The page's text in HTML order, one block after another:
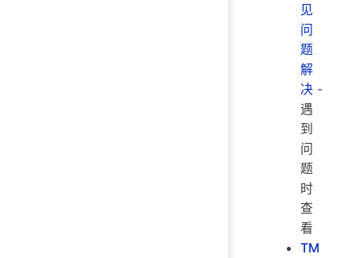
见
问
题
解
决 -
遇
到
问
题
时
查
看
TM